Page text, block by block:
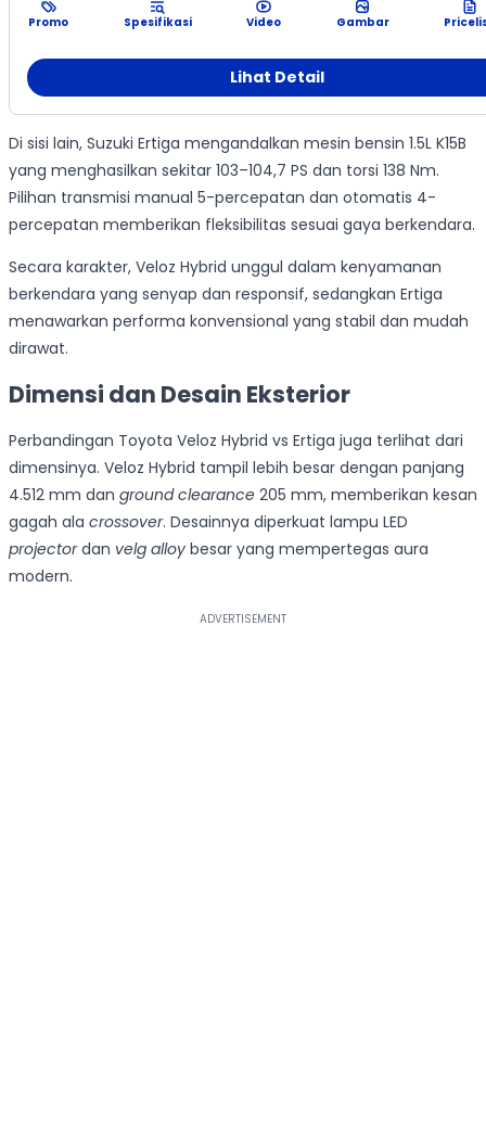
Promo Spesifikasi Video Gambar
Lihat Detail
Di sisi lain, Suzuki Ertiga mengandalkan mesin bensin 1.5L K15B
yang menghasilkan sekitar 103–104,7 PS dan torsi 138 Nm.
Pilihan transmisi manual 5-percepatan dan otomatis 4-
percepatan memberikan fleksibilitas sesuai gaya berkendara.
Secara karakter, Veloz Hybrid unggul dalam kenyamanan
berkendara yang senyap dan responsif, sedangkan Ertiga
menawarkan performa konvensional yang stabil dan mudah
dirawat.
Dimensi dan Desain Eksterior
Perbandingan Toyota Veloz Hybrid vs Ertiga juga terlihat dari
dimensinya. Veloz Hybrid tampil lebih besar dengan panjang
4.512 mm dan ground clearance 205 mm, memberikan kesan
gagah ala crossover. Desainnya diperkuat lampu LED
projectordan velg alloy besar yang mempertegas aura
modern.